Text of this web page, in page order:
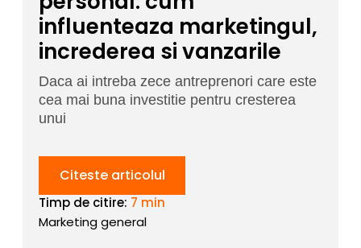
influenteaza marketingul,
increderea si vanzarile
Daca ai intreba zece antreprenori care este
cea mai buna investitie pentru cresterea
unui
Citeste articolul
Timp de citire: 7 min
Marketing general